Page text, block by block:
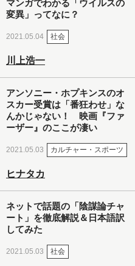
マンガでわかる「ウイルスの
変異」ってなに？
2021.05.04 社会
川上浩一
アンソニー・ホプキンスのオ
スカー受賞は「番狂わせ」な
んかじゃない！ 映画『ファ
ーザー』のここが凄い
2021.05.03 カルチャー・スポーツ
ヒナタカ
ネットで話題の「陰謀論チャ
ート」を徹底解説＆日本語訳
してみた
2021.05.03 社会